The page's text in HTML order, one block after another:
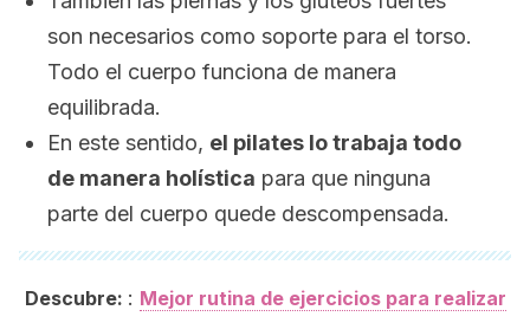
son necesarios como soporte para el torso.
Todo el cuerpo funciona de manera
equilibrada.
En este sentido, el pilates lo trabaja todo
de manera holística para que ninguna
parte del cuerpo quede descompensada.
Descubre: : Mejor rutina de ejercicios para realizar